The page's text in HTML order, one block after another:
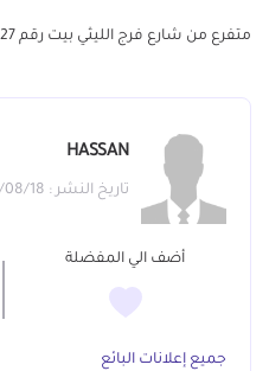
متفرع من شارع فرج الليثي بيت رقم 27
HASSAN
تاريخ النشر : 2024/08/18
أضف الي المفضلة
جميع إعلانات البائع